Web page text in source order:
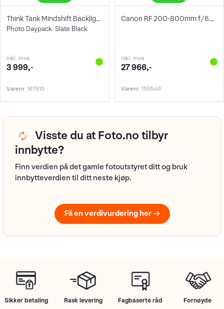
Think Tank Mindshift Backlight 26L
Photo Daypack. Slate Black
inkl. mva
3 999,-
Varenr 167615
Canon RF 200-800mm f/6.3-9 IS USM
inkl. mva
27 966,-
Varenr 159549
Visste du at Foto.no tilbyr
innbytte?
Finn verdien på det gamle fotoutstyret ditt og bruk
innbytteverdien til ditt neste kjøp.
Få en verdivurdering her →
Sikker betaling Rask levering Fagbaserte råd
Fornøyde